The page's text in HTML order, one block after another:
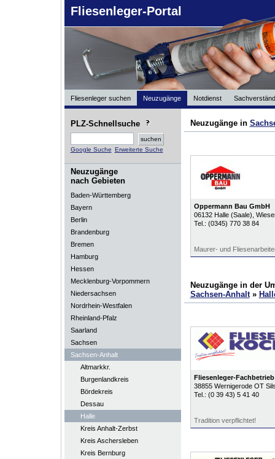
Fliesenleger-Portal
Fliesenleger suchen Neuzugänge Notdienst
PLZ-Schnellsuche
Google Suche Erweiterte Suche
Neuzugänge
nach Gebieten
Baden-Württemberg
Bayern
Berlin
Brandenburg
Bremen
Hamburg
Hessen
Mecklenburg-Vorpommern
Niedersachsen
Nordrhein-Westfalen
Rheinland-Pfalz
Saarland
Sachsen
Sachsen-Anhalt
Altmarkkr.
Burgenlandkreis
Bördekreis
Dessau
Halle
Kreis Anhalt-Zerbst
Kreis Aschersleben
Kreis Bernburg
Neuzugänge in
Oppermann Bau GmbH
06132 Halle (Saale) ,
Tel.: (0345) 770 38 84
Maurer- und
Neuzugänge in der
Sachsen-Anhalt»
Fliesenleger-
38855 Wernigerode OT
Tel.: (0 39 43) 5 41 40
Tradition verpflichtet!